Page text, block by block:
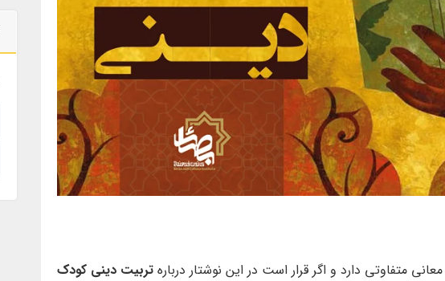
متفاوتی دارد و اگر قرار است در این نوشتار درباره تربیت دینی کودک